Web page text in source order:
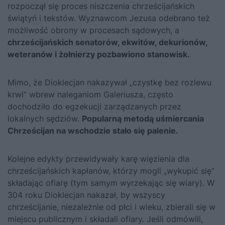
rozpoczął się proces niszczenia chrześcijańskich
świątyń i tekstów. Wyznawcom Jezusa odebrano też
możliwość obrony w procesach sądowych, a
chrześcijańskich senatorów, ekwitów, dekurionów,
weteranów i żołnierzy pozbawiono stanowisk.
Mimo, że Dioklecjan nakazywał „czystkę bez rozlewu
krwi” wbrew naleganiom Galeriusza, często
dochodziło do egzekucji zarządzanych przez
lokalnych sędziów. Popularną metodą uśmiercania
Chrześcijan na wschodzie stało się palenie.
Kolejne edykty przewidywały karę więzienia dla
chrześcijańskich kapłanów, którzy mogli „wykupić się”
składając ofiarę (tym samym wyrzekając się wiary). W
304 roku Dioklecjan nakazał, by wszyscy
chrześcijanie, niezależnie od płci i wieku, zbierali się w
miejscu publicznym i składali ofiary. Jeśli odmówili,